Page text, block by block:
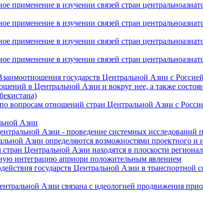
в изучении связей стран
в изучении связей стран
в изучении связей стран
в изучении связей стран
государств Центральной Азии с
в Центральной Азии и вокруг нее, а также
вопросам отношений стран Центральной Азии с
Азии
Азии - проведение системных исследований
Азии определяются возможностями проектного и
Центральной Азии находятся в плоскости
интеграцию априори положительным явлением
государств Центральной Азии в
Азии связана с идеологией продвижения